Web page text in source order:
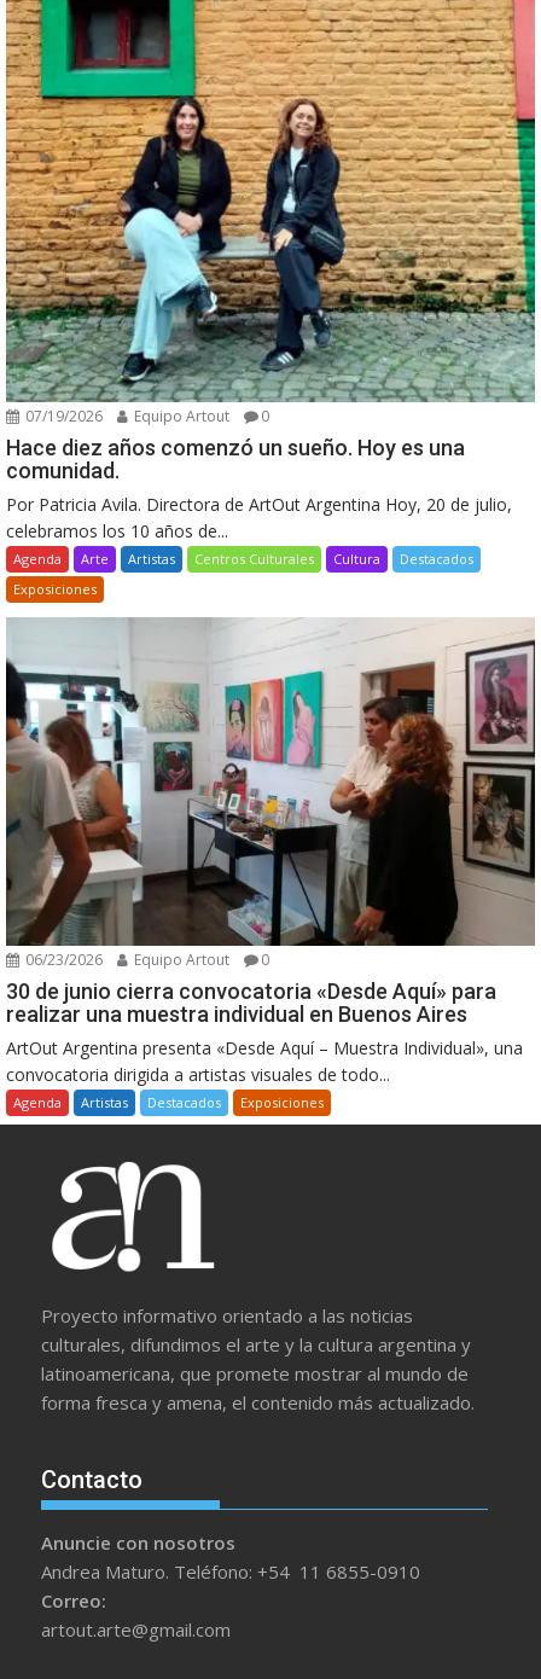
07/19/2026 Equipo Artout 0
Hace diez años comenzó un sueño. Hoy es una
comunidad.
Por Patricia Avila. Directora de ArtOut Argentina Hoy, 20 de julio,
celebramos los 10 años de...
Agenda Arte Artistas Centros Culturales Cultura
Destacados
Exposiciones
06/23/2026 Equipo Artout 0
30 de junio cierra convocatoria «Desde Aquí» para
realizar una muestra individual en Buenos Aires
ArtOut Argentina presenta «Desde Aquí – Muestra Individual», una
convocatoria dirigida a artistas visuales de todo...
Agenda Artistas Destacados Exposiciones
Proyecto informativo orientado a las noticias
culturales, difundimos el arte y la cultura argentina y
latinoamericana, que promete mostrar al mundo de
forma fresca y amena, el contenido más actualizado.
Contacto
Anuncie con nosotros
Andrea Maturo. Teléfono: +54 11 6855-0910
Correo:
artout.arte@gmail.com